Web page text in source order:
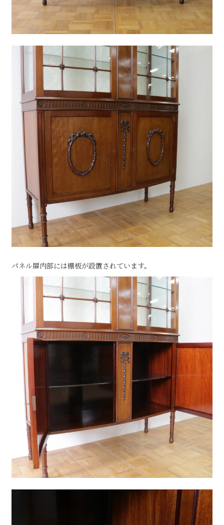
パネル扉内部には棚板が設置されています。